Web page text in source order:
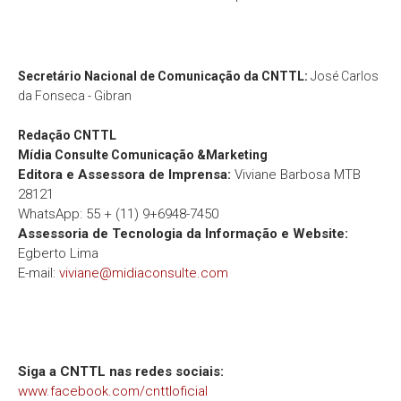
Secretário Nacional de Comunicação da CNTTL: José Carlos
da Fonseca - Gibran
Redação CNTTL
Mídia Consulte Comunicação &Marketing
Editora e Assessora de Imprensa: Viviane Barbosa MTB
28121
WhatsApp: 55 + (11) 9+6948-7450
Assessoria de Tecnologia da Informação e Website:
Egberto Lima
E-mail: viviane@midiaconsulte.com
Siga a CNTTL nas redes sociais:
www.facebook.com/cnttloficial